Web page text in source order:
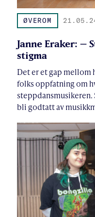
ØVEROM
Janne Eraker: –
stigma
Det er et gap mellom
folks oppfatning om
steppdansmusikeren.
bli godtatt av